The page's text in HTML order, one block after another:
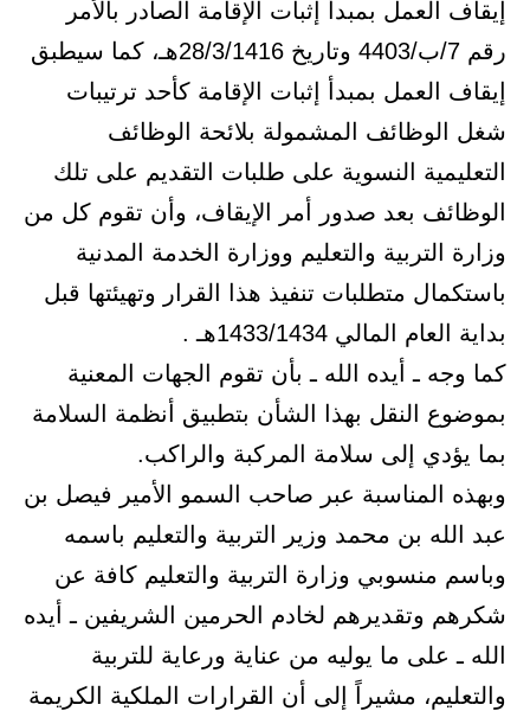
إيقاف العمل بمبدأ إثبات الإقامة الصادر بالأمر
رقم 7/ب/4403 وتاريخ 28/3/1416هـ، كما سيطبق
إيقاف العمل بمبدأ إثبات الإقامة كأحد ترتيبات
شغل الوظائف المشمولة بلائحة الوظائف
التعليمية النسوية على طلبات التقديم على تلك
الوظائف بعد صدور أمر الإيقاف، وأن تقوم كل من
وزارة التربية والتعليم ووزارة الخدمة المدنية
باستكمال متطلبات تنفيذ هذا القرار وتهيئتها قبل
بداية العام المالي 1433/1434هـ .
كما وجه ـ أيده الله ـ بأن تقوم الجهات المعنية
بموضوع النقل بهذا الشأن بتطبيق أنظمة السلامة
بما يؤدي إلى سلامة المركبة والراكب.
وبهذه المناسبة عبر صاحب السمو الأمير فيصل بن
عبد الله بن محمد وزير التربية والتعليم باسمه
وباسم منسوبي وزارة التربية والتعليم كافة عن
شكرهم وتقديرهم لخادم الحرمين الشريفين ـ أيده
الله ـ على ما يوليه من عناية ورعاية للتربية
والتعليم، مشيراً إلى أن القرارات الملكية الكريمة